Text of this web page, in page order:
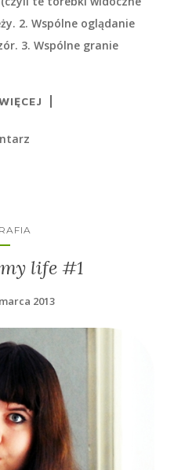
2. Wspólne oglądanie
3. Wspólne granie
life #1
2013